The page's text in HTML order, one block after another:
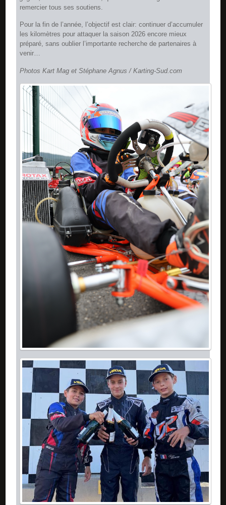
remercier tous ses soutiens.
Pour la fin de l’année, l’objectif est clair: continuer d’accumuler
les kilomètres pour attaquer la saison 2026 encore mieux
préparé, sans oublier l’importante recherche de partenaires à
venir…
Photos Kart Mag et Stéphane Agnus / Karting-Sud.com